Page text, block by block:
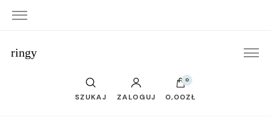
ringy
SZUKAJ ZALOGUJ
0
0,00ZŁ